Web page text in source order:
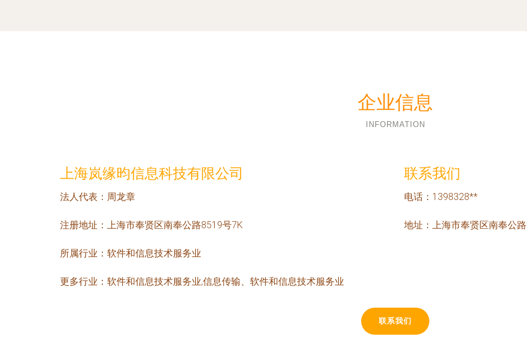
企业信息
INFORMATION
上海岚缘昀信息科技有限公司
法人代表： 周龙章
注册地址： 上海市奉贤区南奉公路8519号7K
所属行业： 软件和信息技术服务业
更多行业： 软件和信息技术服务业,信息传输、软件和信息技术服务业
联系我们
电话：1398328**
地址：上海市奉贤区南奉公
联系我们